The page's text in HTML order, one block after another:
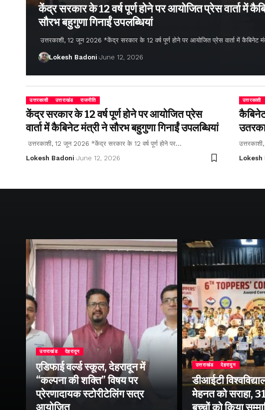
केंद्र सरकार के 12 वर्ष पूर्ण होने पर आयोजित प्रेस वार्ता में
सौरभ बहुगुणा गिनाईं उपलब्धियां
उत्तरकाशी, 12 जून 2026 *केंद्र सरकार के 12 वर्ष पूर्ण होने पर आयोजित प्रेस वार्ता में कैबिनेट
Lokesh Badoni June 12, 2026
उत्तरकाशी उत्तराखंड राजनीति
केंद्र सरकार के 12 वर्ष पूर्ण होने पर आयोजित प्रेस
वार्ता में कैबिनेट मंत्री ने सौरभ बहुगुणा गिनाईं उपलब्धियां
उत्तरकाशी, 12 जून 2026 *केंद्र सरकार के 12 वर्ष पूर्ण होने पर…
Lokesh Badoni June 12, 2026
उत्तरकाशी
Lokesh
उत्तराखंड देहरादून
एडिफाई वर्ल्ड स्कूल, देहरादून में
“कल्पना की शक्ति” विषय पर
प्रेरणादायक स्टोरीटेलिंग सत्र
उत्तराखंड देहरादून
डीआईटी
मेहनत को सराहा,